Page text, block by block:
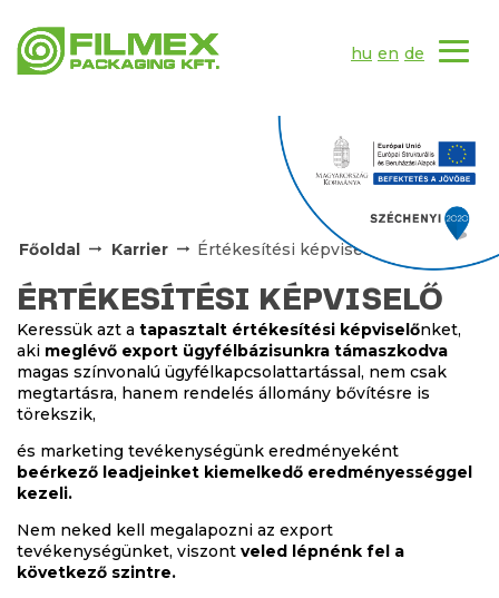
hu en de
Főoldal Karrier Értékesítési képviselő
ÉRTÉKESÍTÉSI KÉPVISELŐ
Keressük azt a tapasztalt értékesítési képviselőnket,
aki meglévő export ügyfélbázisunkra támaszkodva
magas színvonalú ügyfélkapcsolattartással, nem csak
megtartásra, hanem rendelés állomány bővítésre is
törekszik,
és marketing tevékenységünk eredményeként
beérkező leadjeinket kiemelkedő eredményességgel
kezeli.
Nem neked kell megalapozni az export
tevékenységünket, viszont veled lépnénk fel a
következő szintre.